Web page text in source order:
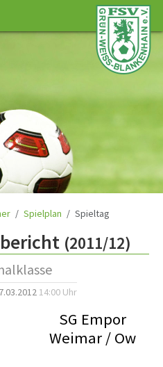
Spielplan Spieltag
(2011/12)
14:00 Uhr
SG Empor
Weimar / Ow